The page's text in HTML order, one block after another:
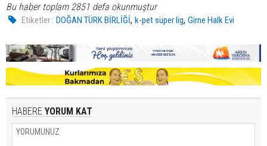
Bu haber toplam 2851 defa okunmuştur
Etiketler : DOĞAN TÜRK BİRLİĞİ,k-pet süper lig,Girne Halk Evi
HABERE YORUM KAT